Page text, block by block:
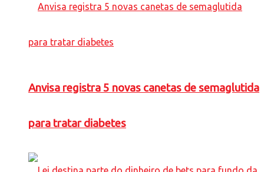
Anvisa registra 5 novas canetas de semaglutida
para tratar diabetes